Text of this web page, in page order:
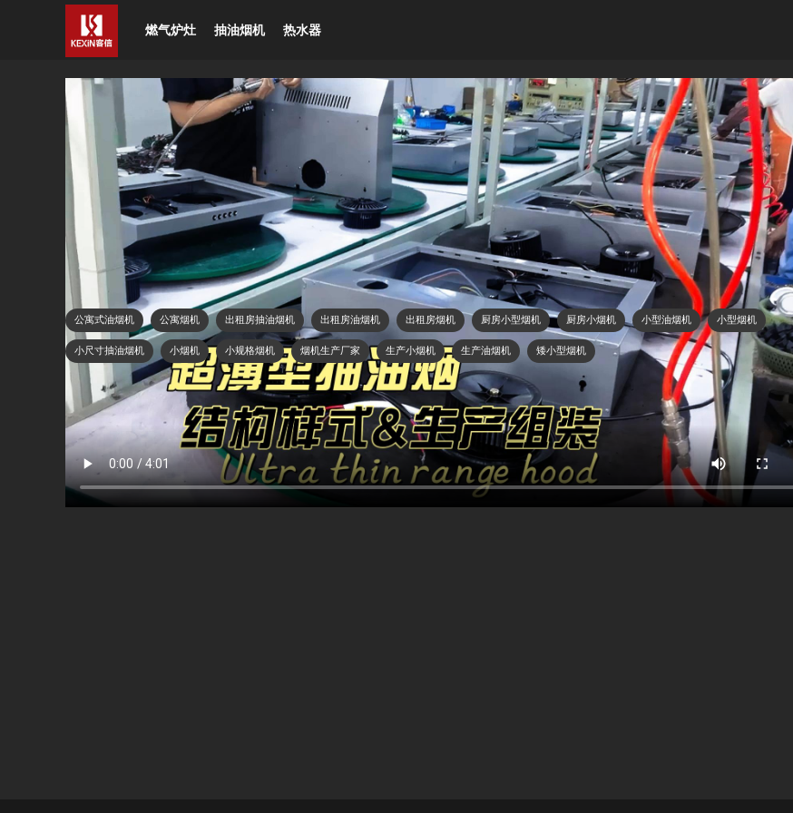
燃气炉灶 抽油烟机 热水器
公寓烟机，出租房抽油烟机
抽油烟机 KeXin客信—2024 年 11 月 26 日 Comments off
公寓烟机，出租房抽油烟机生产组装源头工厂企业！客信家用吸油烟机加工车间！
现在大家看到的是一款矮小型超薄机身尺寸长60厘米,宽49厘米,高度为14厘米双电机、双风轮结构的厨房抽油烟机!
采用机械按键开关,便于操作.此类吸油烟机适用于小户型的厨房如：公寓、青年酒店、出租房安装使用.
KEXIN客信，带大家看下它的内外结构和生产组装过程……
公寓式油烟机 公寓烟机 出租房抽油烟机 出租房油烟机 出租房烟机 厨房小型烟机 厨房小烟机 小型油烟机 小型烟机
小尺寸抽油烟机 小烟机 小规格烟机 烟机生产厂家 生产小烟机 生产油烟机 矮小型烟机